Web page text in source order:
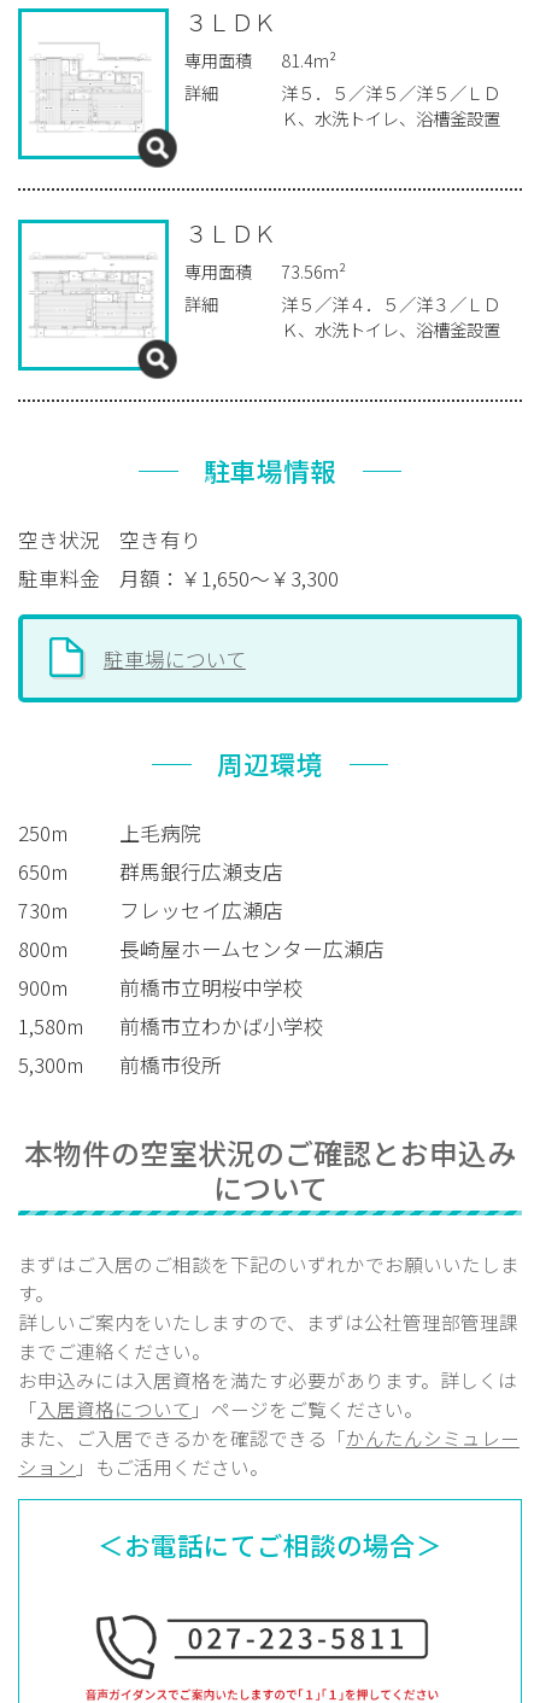
３ＬＤＫ
専用面積
81.4m²
詳細
洋５．５／洋５／洋５／ＬＤ
Ｋ、水洗トイレ、浴槽釜設置
３ＬＤＫ
専用面積
73.56m²
詳細
洋５／洋４．５／洋３／ＬＤ
Ｋ、水洗トイレ、浴槽釜設置
駐車場情報
空き状況
空き有り
駐車料金
月額：￥1,650～￥3,300
駐車場について
周辺環境
250m
上毛病院
650m
群馬銀行広瀬支店
730m
フレッセイ広瀬店
800m
長崎屋ホームセンター広瀬店
900m
前橋市立明桜中学校
1,580m
前橋市立わかば小学校
5,300m
前橋市役所
本物件の空室状況のご確認とお申込み
について
まずはご入居のご相談を下記のいずれかでお願いいたしま
す。
詳しいご案内をいたしますので、まずは公社管理部管理課
までご連絡ください。
お申込みには入居資格を満たす必要があります。詳しくは
「入居資格について 」ページをご覧ください。
また、ご入居できるかを確認できる「かんたんシミュレー
ション 」もご活用ください。
＜お電話にてご相談の場合＞